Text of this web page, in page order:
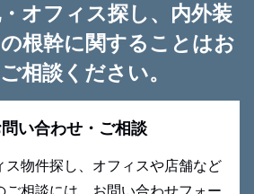
オフィス探し、内外装
根幹に関することはお
相談ください。
い合わせ・ご相談
ス物件探し、オフィスや店舗など
ご相談には、お問い合わせフォー